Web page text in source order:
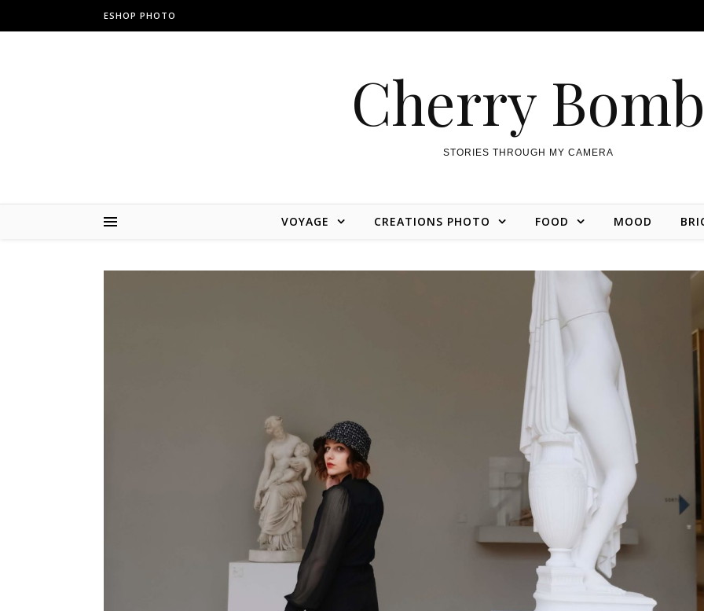
ESHOP PHOTO
Cherry
STORIES THROUGH MY CAMERA
VOYAGE CREATIONS PHOTO FOOD MOOD